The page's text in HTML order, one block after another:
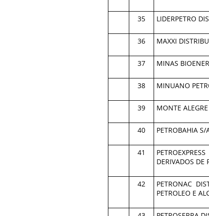
35 LIDERPETRO
36 MAXXI
37 MINAS
38 MINUANO
39 MONTE
40 PETROBAHIA S/
41
DERIVADOS DE
42
PETRONAC
PETROLEO E